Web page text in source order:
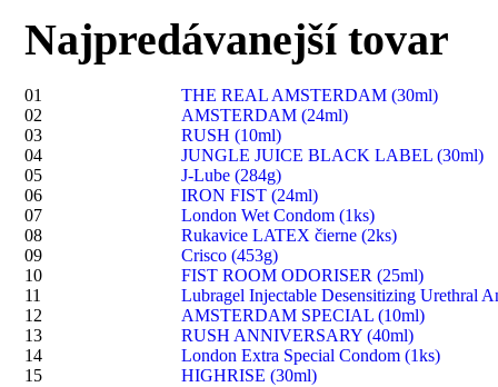
Najpredávanejší tovar
01
THE REAL AMSTERDAM (30ml)
02
AMSTERDAM (24ml)
03
RUSH (10ml)
04
JUNGLE JUICE BLACK LABEL (30ml)
05
J-Lube (284g)
06
IRON FIST (24ml)
07
London Wet Condom (1ks)
08
Rukavice LATEX čierne (2ks)
09
Crisco (453g)
10
FIST ROOM ODORISER (25ml)
11
Lubragel Injectable Desensitizing Urethral
12
AMSTERDAM SPECIAL (10ml)
13
RUSH ANNIVERSARY (40ml)
14
London Extra Special Condom (1ks)
15
HIGHRISE (30ml)